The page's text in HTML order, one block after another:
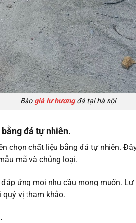
Báo giá lư hươngđá tại hà nội
đá tự nhiên.
chọn chất liệu bằng đá tự nhiên.
mã và chủng loại.
ứng mọi nhu cầu mong muốn.
quý vị tham khảo.